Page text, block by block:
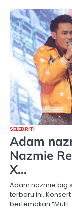
SELEBRITI
Adam
Nazmie
X…
Adam nazmie big
terbaru ini.
bertemakan